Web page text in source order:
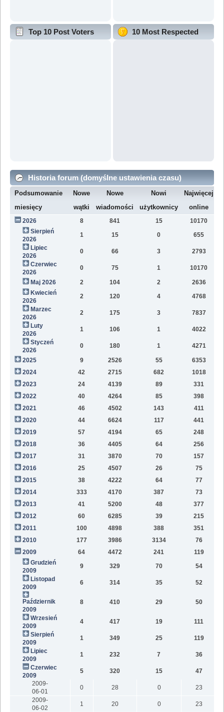
Top 10 Post Voters 10 Most Respected
Historia forum (domyślne ustawienia czasu)
Podsumowanie
miesięcy
Nowe
wątki
Nowe
wiadomości
Nowi
użytkownicy
Najwięcej
online
2026 8 841 15 10170
Sierpień
2026
1 15 0 655
Lipiec
2026
0 66 3 2793
Czerwiec
2026
0 75 1 10170
Maj 2026 2 104 2 2636
Kwiecień
2026
2 120 4 4768
Marzec
2026
2 175 3 7837
Luty
2026
1 106 1 4022
Styczeń
2026
0 180 1 4271
2025 9 2526 55 6353
2024
42 2715 682 1018
2023
24 4139 89 331
2022
40 4264 85 398
2021
46 4502 143 411
2020
44 6624 117 441
2019
57 4194 65 248
2018
36 4405 64 256
2017
31 3870 70
157
2016
25 4507 26
75
2015
38 4222 64
77
2014
333 4170 387
73
2013
41 5200 48
377
2012
60 6285 39
215
2011
100 4898 388
351
2010
177 3986 3134
76
2009
64 4472 241
119
Grudzień
2009
9 329 70
54
Listopad
2009
6 314 35 52
Październik
2009
8 410 29 50
Wrzesień
2009
4 417 19
111
Sierpień
2009
1 349 25
119
Lipiec
2009
1 232 7
36
Czerwiec
2009
5 320 15
47
2009-
06-01
0 28 0
23
2009-
06-02
1 20 0
23